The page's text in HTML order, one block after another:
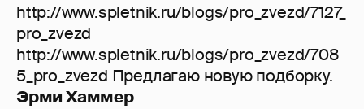
http://www.spletnik.ru/blogs/pro_zvezd/7127_
pro_zvezd
http://www.spletnik.ru/blogs/pro_zvezd/708
5_pro_zvezd Предлагаю новую подборку.
Эрми Хаммер